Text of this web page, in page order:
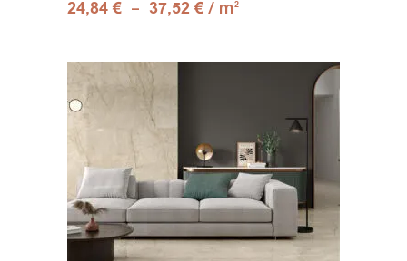
24,84€ – 37,52€ / m2